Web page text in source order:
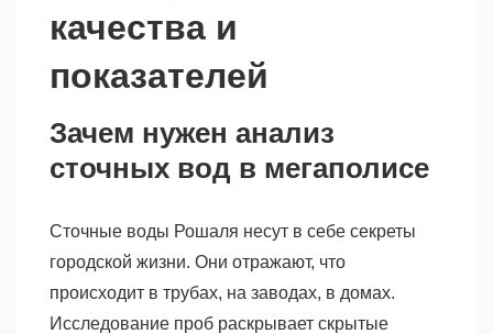
качества и
показателей
Зачем нужен анализ
сточных вод в мегаполисе
Сточные воды Рошаля несут в себе секреты
городской жизни. Они отражают, что
происходит в трубах, на заводах, в домах.
Исследование проб раскрывает скрытые